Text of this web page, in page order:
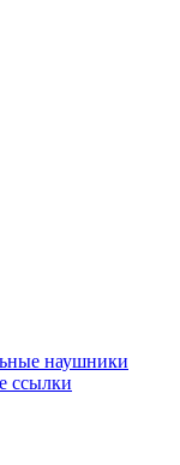
наушники
ссылки